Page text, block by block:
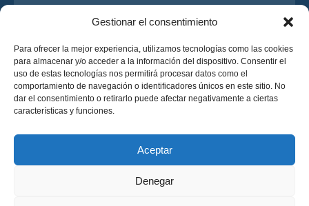
Gestionar el consentimiento
Para ofrecer la mejor experiencia, utilizamos tecnologías como las cookies
para almacenar y/o acceder a la información del dispositivo. Consentir el
uso de estas tecnologías nos permitirá procesar datos como el
comportamiento de navegación o identificadores únicos en este sitio. No
dar el consentimiento o retirarlo puede afectar negativamente a ciertas
características y funciones.
Aceptar
Denegar
He leído y acepto la
Solicite un presupuesto
Solicite un presupuesto